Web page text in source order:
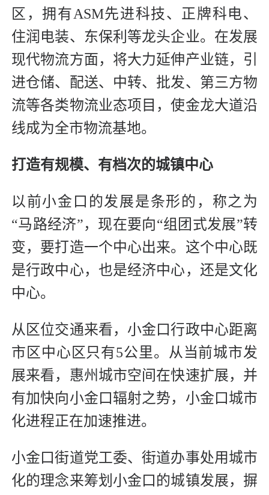
区，拥有ASM先进科技、正牌科电、
住润电装、东保利等龙头企业。在发展
现代物流方面，将大力延伸产业链，引
进仓储、配送、中转、批发、第三方物
流等各类物流业态项目，使金龙大道沿
线成为全市物流基地。
打造有规模、有档次的城镇中心
以前小金口的发展是条形的，称之为
“马路经济”，现在要向“组团式发展”转
变，要打造一个中心出来。这个中心既
是行政中心，也是经济中心，还是文化
中心。
从区位交通来看，小金口行政中心距离
市区中心区只有5公里。从当前城市发
展来看，惠州城市空间在快速扩展，并
有加快向小金口辐射之势，小金口城市
化进程正在加速推进。
小金口街道党工委、街道办事处用城市
化的理念来筹划小金口的城镇发展，摒